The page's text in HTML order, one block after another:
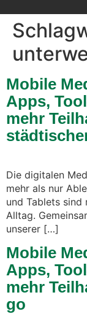
Mobile
Apps,
mehr
Die digitalen
mehr als nur
und Tablets
Alltag.
unserer […]
Mobile
Apps,
mehr
go